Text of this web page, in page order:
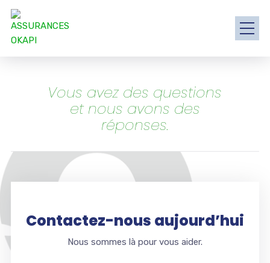
Vous avez des questions
et nous avons des
réponses.
Contactez-nous aujourd’hui
Nous sommes là pour vous aider.